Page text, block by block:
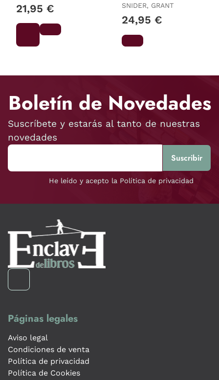
21,95 € SNIDER, GRANT
24,95 €
Boletín de Novedades
Suscríbete y estarás al tanto de nuestras
novedades
He leído y acepto la Política de privacidad
Páginas legales
Aviso legal
Condiciones de venta
Política de privacidad
Política de Cookies